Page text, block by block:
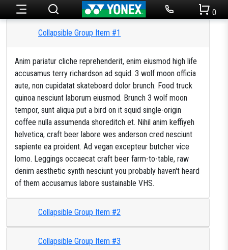
Теніс
Кросівки для тенісу
Струни для тенісу
Сумки для ракеток
М’ячі для тенісу
Аксесуари
Тестові ракетки
Бадмінтон
Ракетки для бадмінтону
Кросівки для бадмінтону
Струни для бадмінтону
Сумки для ракеток
Одяг
Жіночий одяг
Дитячий одяг
Аксесуари
Новини
Акції
Партнерство
0
Collapsible Group Item #1
Anim pariatur cliche reprehenderit, enim eiusmod high life
accusamus terry richardson ad squid. 3 wolf moon officia
aute, non cupidatat skateboard dolor brunch. Food truck
quinoa nesciunt laborum eiusmod. Brunch 3 wolf moon
tempor, sunt aliqua put a bird on it squid single-origin
coffee nulla assumenda shoreditch et. Nihil anim keffiyeh
helvetica, craft beer labore wes anderson cred nesciunt
sapiente ea proident. Ad vegan excepteur butcher vice
lomo. Leggings occaecat craft beer farm-to-table, raw
denim aesthetic synth nesciunt you probably haven't heard
of them accusamus labore sustainable VHS.
Collapsible Group Item #2
Collapsible Group Item #3